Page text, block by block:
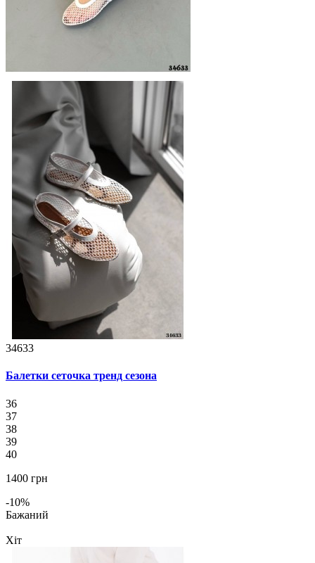
34633
Балетки сеточка тренд сезона
36
37
38
39
40
1400 грн
-10%
Бажаний
Хіт